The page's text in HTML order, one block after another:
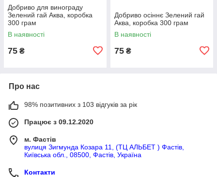
Добриво для винограду
Зелений гай Аква, коробка
300 грам
В наявності
75 ₴
Добриво осіннє Зелений гай
Аква, коробка 300 грам
В наявності
75 ₴
Про нас
98% позитивних з 103 відгуків за рік
Працює з 09.12.2020
м. Фастів
вулиця Зигмунда Козара 11, (ТЦ АЛЬБЕТ ) Фастів,
Київська обл., 08500, Фастів, Україна
Контакти